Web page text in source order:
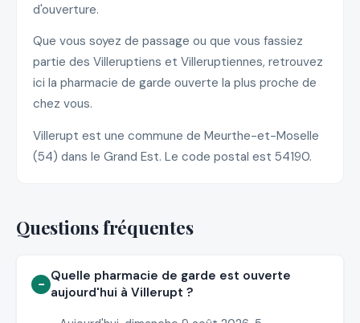
d'ouverture.
Que vous soyez de passage ou que vous fassiez
partie des Villeruptiens et Villeruptiennes, retrouvez
ici la pharmacie de garde ouverte la plus proche de
chez vous.
Villerupt est une commune de Meurthe-et-Moselle
(54) dans le Grand Est. Le code postal est 54190.
Questions fréquentes
Quelle pharmacie de garde est ouverte
aujourd'hui à Villerupt ?